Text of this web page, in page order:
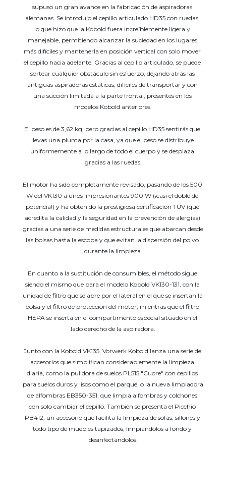
supuso un gran avance en la fabricación de aspiradoras
alemanas. Se introdujo el cepillo articulado HD35 con ruedas,
lo que hizo que la Kobold fuera increíblemente ligera y
manejable, permitiendo alcanzar la suciedad en los lugares
más difíciles y mantenerla en posición vertical con solo mover
el cepillo hacia adelante. Gracias al cepillo articulado, se puede
sortear cualquier obstáculo sin esfuerzo, dejando atrás las
antiguas aspiradoras estáticas, difíciles de transportar y con
una succión limitada a la parte frontal, presentes en los
modelos Kobold anteriores.
El peso es de 3,62 kg, pero gracias al cepillo HD35 sentirás que
llevas una pluma por la casa, ya que el peso se distribuye
uniformemente a lo largo de todo el cuerpo y se desplaza
gracias a las ruedas.
El motor ha sido completamente revisado, pasando de los 500
W del VK130 a unos impresionantes 900 W (¡casi el doble de
potencia!) y ha obtenido la prestigiosa certificación TÜV (que
acredita la calidad y la seguridad en la prevención de alergias)
gracias a una serie de medidas estructurales que abarcan desde
las bolsas hasta la escoba y que evitan la dispersión del polvo
durante la limpieza.
En cuanto a la sustitución de consumibles, el método sigue
siendo el mismo que para el modelo Kobold VK130-131, con la
unidad de filtro que se abre por el lateral en el que se insertan la
bolsa y el filtro de protección del motor, mientras que el filtro
HEPA se inserta en el compartimento especial situado en el
lado derecho de la aspiradora.
Junto con la Kobold VK135, Vorwerk Kobold lanza una serie de
accesorios que simplifican considerablemente la limpieza
diaria, como la pulidora de suelos PL515 "Cuore" con cepillos
para suelos duros y lisos como el parqué, o la nueva limpiadora
de alfombras EB350-351, que limpia alfombras y colchones
con solo cambiar el cepillo. También se presenta el Picchio
PB412, un accesorio que facilita la limpieza de sofás, sillones y
todo tipo de muebles tapizados, limpiándolos a fondo y
desinfectándolos.